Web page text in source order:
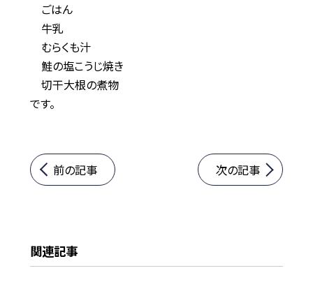
ごはん
牛乳
むらくも汁
鮭の塩こうじ焼き
切干大根の煮物
です。
前の記事 次の記事
関連記事